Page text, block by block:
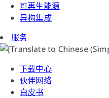
可再生能源
异构集成
服务
下载中心
伙伴网络
白皮书